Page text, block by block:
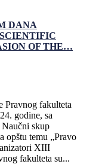
DANA
OF THE…
fakulteta
godine, sa
skup
opštu temu „Pravo
XIII
fakulteta su...